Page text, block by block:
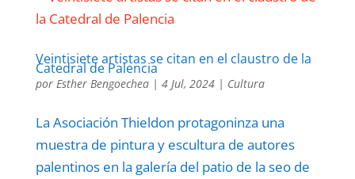
Veintisiete artistas se citan en el claustro de la
Catedral de Palencia
por Esther Bengoechea| 4 Jul, 2024| Cultura
La Asociación Thieldon protagoninza una
muestra de pintura y escultura de autores
palentinos en la galería del patio de la seo de